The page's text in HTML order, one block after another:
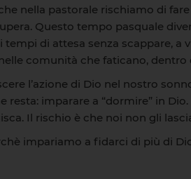
nella pastorale rischiamo di
Questo tempo pasquale
di attesa senza scappare, a
comunità che faticano,
l’azione di Dio nel nostro
imparare a “dormire” in
Il rischio è che noi non gli
impariamo a fidarci di più di